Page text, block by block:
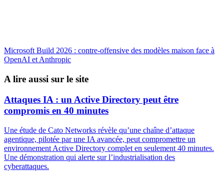
Microsoft Build 2026 : contre-offensive des modèles maison face à
OpenAI et Anthropic
A lire aussi sur le site
Attaques IA : un Active Directory peut être
compromis en 40 minutes
Une étude de Cato Networks révèle qu’une chaîne d’attaque
agentique, pilotée par une IA avancée, peut compromettre un
environnement Active Directory complet en seulement 40 minutes.
Une démonstration qui alerte sur l’industrialisation des
cyberattaques.